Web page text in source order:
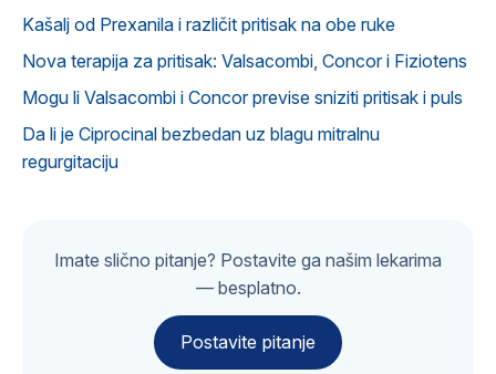
Kašalj od Prexanila i različit pritisak na obe ruke
Nova terapija za pritisak: Valsacombi, Concor i Fiziotens
Mogu li Valsacombi i Concor previse sniziti pritisak i puls
Da li je Ciprocinal bezbedan uz blagu mitralnu
regurgitaciju
Imate slično pitanje? Postavite ga našim lekarima
— besplatno.
Postavite pitanje